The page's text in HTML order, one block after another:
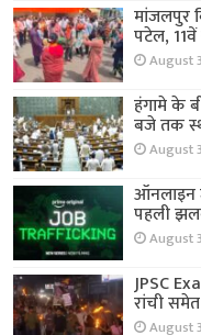
मांजलपुर
पटेल,
August
हंगामे के
बजे तक
August
ऑनलाइन
पहली
August
JPSC
रांची
August